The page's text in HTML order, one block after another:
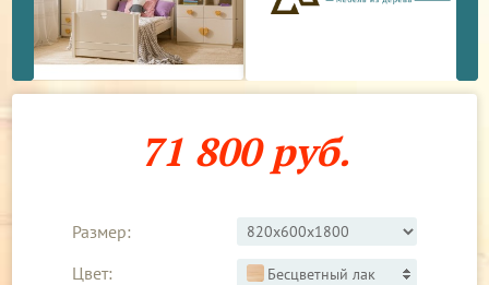
71 800 руб.
Размер:
Цвет:
Бесцветный лак